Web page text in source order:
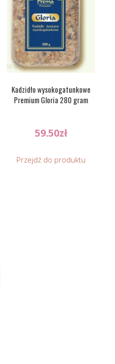
Kadzidło wysokogatunkowe
Premium Gloria 280 gram
59.50zł
Przejdź do produktu